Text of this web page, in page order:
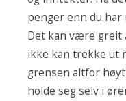
penger enn du
Det kan være greit
ikke kan trekke ut
grensen altfor
holde seg selv i